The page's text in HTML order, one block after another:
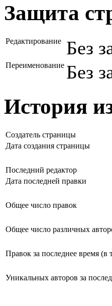
Защита
Редактирование Без
Переименование Без
История
Создатель страницы
Дата создания страницы
Последний редактор
Дата последней правки
Общее число правок
Общее число различных
Правок за последнее время (в
Уникальных авторов за